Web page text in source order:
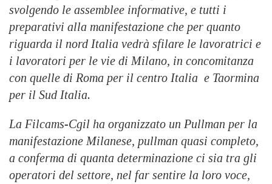
svolgendo le assemblee informative, e tutti i
preparativi alla manifestazione che per quanto
riguarda il nord Italia vedrà sfilare le lavoratrici e
i lavoratori per le vie di Milano, in concomitanza
con quelle di Roma per il centro Italia e Taormina
per il Sud Italia.
La Filcams-Cgil ha organizzato un Pullman per la
manifestazione Milanese, pullman quasi completo,
a conferma di quanta determinazione ci sia tra gli
operatori del settore, nel far sentire la loro voce,